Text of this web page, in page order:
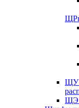
ЩУ
ЩЭ